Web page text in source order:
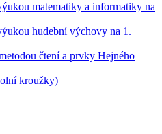
matematiky a informatiky na
hudební výchovy na 1.
čtení a prvky Hejného
kroužky)